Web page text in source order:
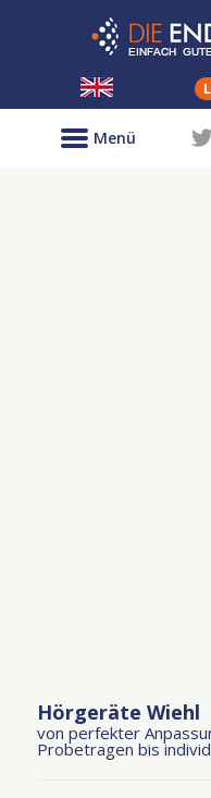
Menü
Hörgeräte Wiehl
von perfekter
Probetragen bis